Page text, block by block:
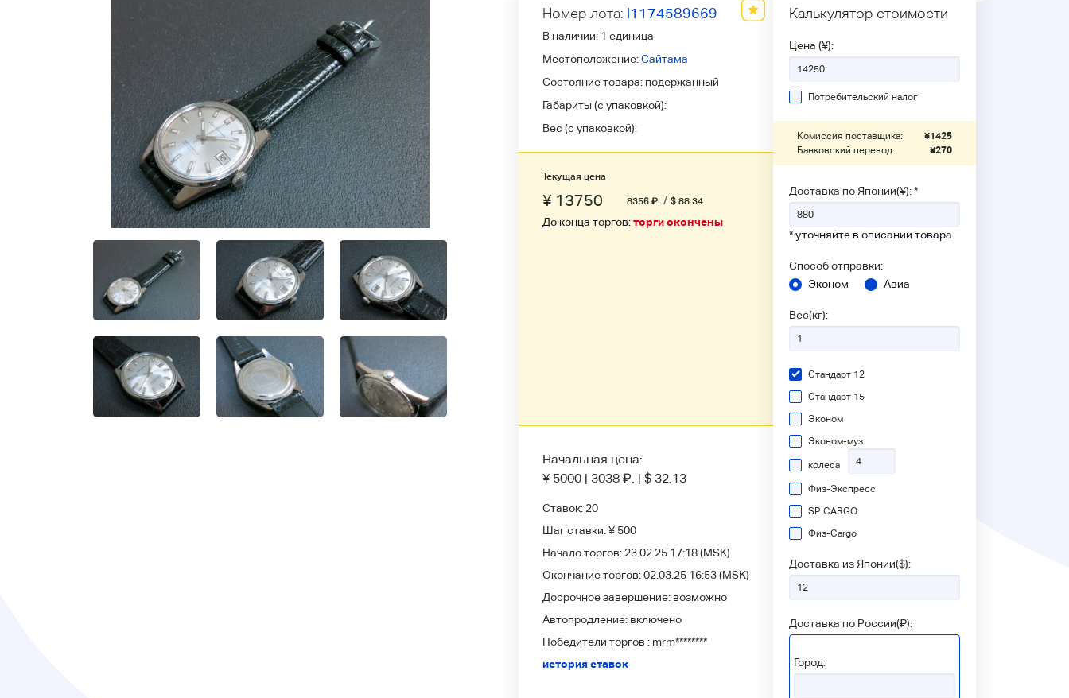
Номер лота: l1174589669
В наличии: 1 единица
Местоположение:Сайтама
Состояние товара: подержанный
Габариты (с упаковкой):
Вес (с упаковкой):
Текущая цена
¥ 13750 8356 ₽. / $ 88.34
До конца торгов:торги окончены
Начальная цена:
¥ 5000 | 3038 ₽. | $ 32.13
Ставок: 20
Шаг ставки:¥ 500
Начало торгов: 23.02.25 17:18(MSK)
Окончание торгов:02.03.25 16:53(MSK)
Досрочное завершение: возможно
Автопродление: включено
Победители торгов : mrm********
история ставок
Калькулятор стоимости
Цена (¥):
Потребительский налог
Комиссия поставщика: ¥1425
Банковский перевод:
¥270
Доставка по Японии(¥): *
* уточняйте в описании товара
Способ отправки:
Эконом
Авиа
Вес(кг):
Стандарт 12
Стандарт 15
Эконом
Эконом-муз
колеса
Физ-Экспресс
SP CARGO
Физ-Сargo
Доставка из Японии($):
Доставка по России(₽):
Город: